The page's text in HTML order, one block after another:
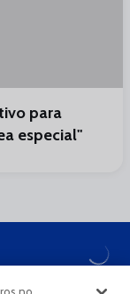
para
especial"